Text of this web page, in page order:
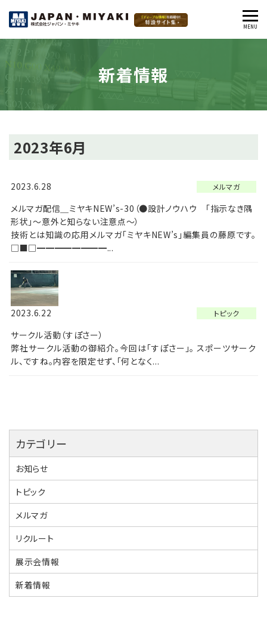
MENU
る
新着情報
2023年6月
メルマガ
2023.6.28
メルマガ配信＿ミヤキNEW’s-30（●設計ノウハウ 「指示なき隅
形状」～意外と知らない注意点～）
技術とは知識の応用メルマガ「ミヤキNEW’s」編集員の藤原です。
□■□━━━━━━━━...
トピック
2023.6.22
サークル活動（すぽさー）
弊社サークル活動の御紹介。今回は「すぽさー」。 スポーツサーク
ル、ですね。内容を限定せず、「何となく...
カテゴリー
お知らせ
トピック
メルマガ
リクルート
展示会情報
新着情報